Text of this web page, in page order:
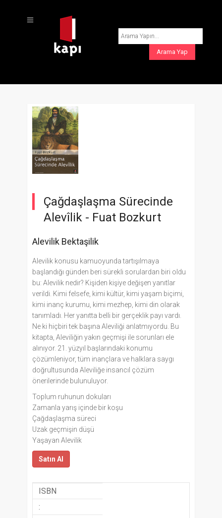
Çağdaşlaşma Sürecinde
Alevîlik - Fuat Bozkurt
Alevilik Bektaşilik
Alevilik konusu kamuoyunda tartışılmaya
başlandığı günden beri sürekli sorulardan biri oldu
bu: Alevilik nedir? Kişiden kişiye değişen yanıtlar
verildi. Kimi felsefe, kimi kültür, kimi yaşam biçimi,
kimi inanç kurumu, kimi mezhep, kimi din olarak
tanımladı. Her yanıtta belli bir gerçeklik payı vardı.
Ne ki hiçbiri tek başına Aleviliği anlatmıyordu. Bu
kitapta, Aleviliğin yakın geçmişi ile sorunları ele
alınıyor. 21. yüzyıl başlarındaki konumu
çözümleniyor, tüm inançlara ve halklara saygı
doğrultusunda Aleviliğe insancıl çözüm
önerilerinde bulunuluyor.
Toplum ruhunun dokuları
Zamanla yarış içinde bir koşu
Çağdaşlaşma süreci
Uzak geçmişin düşü
Yaşayan Alevilik
Satın Al
ISBN
: